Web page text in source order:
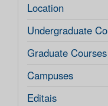
Location
Undergraduate
Graduate Courses
Campuses
Editais